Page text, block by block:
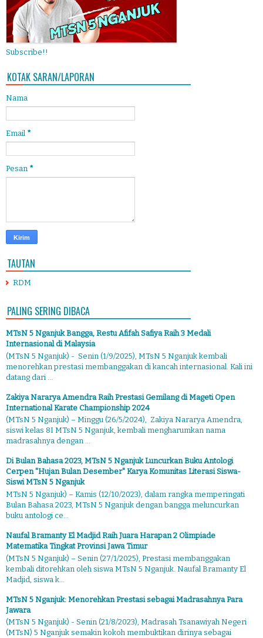
Subscribe!!
KOTAK SARAN/LAPORAN
Nama
Email *
Pesan *
TAUTAN
RDM
PALING SERING DIBACA
MTsN 5 Nganjuk Bangga, Restu Afifah Safiya Raih 3 Medali
Internasional di Malaysia
(MTsN 5 Nganjuk) - Senin (1/9/2025), MTsN 5 Nganjuk kembali
menorehkan prestasi membanggakan di kancah internasional. Kali ini
datang dari ...
Zakiya Nararya Amendra Raih Prestasi Gemilang di Mageti Open
International Karate Championship 2024
(MTsN 5 Nganjuk) – Minggu (26/5/2024), Zakiya Nararya Amendra,
siswi kelas 8I MTsN 5 Nganjuk, kembali mengharumkan nama
madrasahnya dengan ...
Di Bulan Bahasa 2023, MTsN 5 Nganjuk Luncurkan Buku Antologi
Cerpen "Hujan Bulan Desember" Karya Komunitas Literasi Siswa-
Siswi MTsN 5 Nganjuk
MTsN 5 Nganjuk) – Kamis (12/10/2023), dalam rangka memperingati
Bulan Bahasa 2023, MTsN 5 Nganjuk dengan bangga meluncurkan
buku antologi ce...
Naufal Bramanty El Madjid Raih Juara Harapan 2 Olimpiade
Matematika Tingkat Provinsi Jawa Timur
(MTsN 5 Nganjuk) – Senin (27/1/2025), Prestasi membanggakan
kembali ditorehkan oleh siswa MTsN 5 Nganjuk. Naufal Bramanty El
Madjid, siswa k...
MTsN 5 Nganjuk: Menorehkan Prestasi sebagai Madrasahnya Para
Jawara
(MTsN 5 Nganjuk) - Senin (21/8/2023), Madrasah Tsanawiyah Negeri
(MTsN) 5 Nganjuk semakin kokoh membuktikan dirinya sebagai